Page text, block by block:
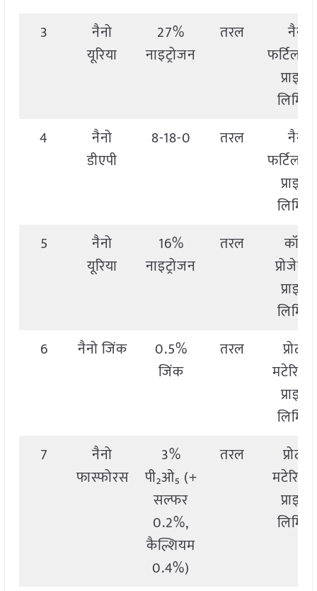
3
नैनो
यूरिया
27%
नाइट्रोजन
तरल
नैनो
प्राइवेट
4
नैनो
डीएपी
8-18-0 तरल
नैनो
प्राइवेट
5
नैनो
यूरिया
16%
नाइट्रोजन
तरल
कॉम्बे
प्राइवेट
6
नैनो जिंक
0.5%
जिंक
तरल
प्रोटो9
प्राइवेट
7
नैनो
फास्फोरस
3%
पी₂ओ₅ (+
सल्फर
0.2%,
कैल्शियम
0.4%)
तरल
प्रोटो9
प्राइवेट